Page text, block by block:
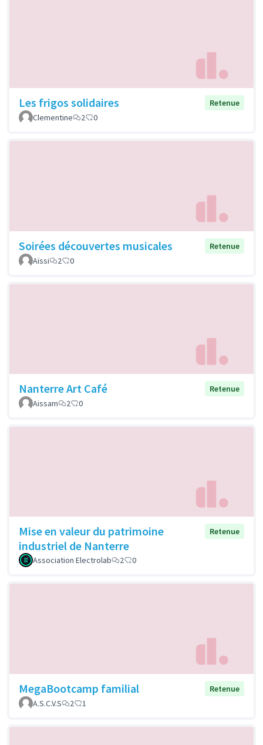
Les frigos solidaires
Retenue
Clementine
2 0
Soirées découvertes musicales
Retenue
Aïssi
2 0
Nanterre Art Café
Retenue
Aissam
2 0
Mise en valeur du patrimoine
industriel de Nanterre
Retenue
Association Electrolab 2 0
MegaBootcamp familial
Retenue
A.S.C.V.S
2 1